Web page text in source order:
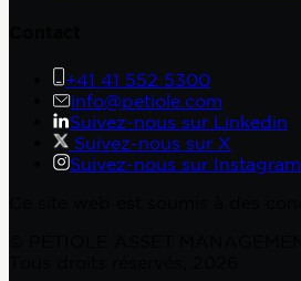
+41 41 552 5300
info@petiole.com
Suivez-nous sur Linkedin
Suivez-nous sur X
Suivez-nous sur Instagram